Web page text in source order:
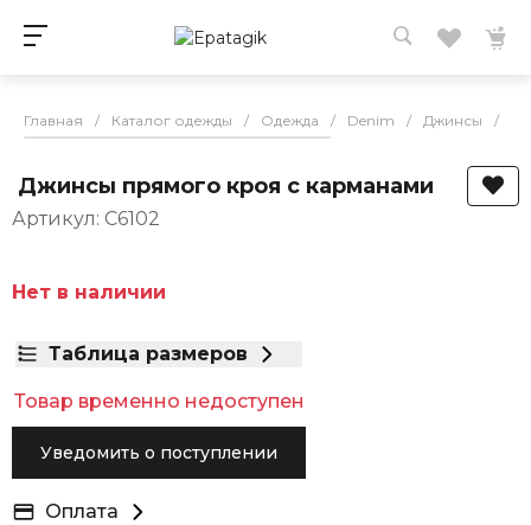
Главная / Каталог одежды / Одежда / Denim / Джинсы /
Джинсы прямого кроя с карманами
Артикул: C6102
Нет в наличии
Таблица размеров
Товар временно недоступен
Уведомить о поступлении
Оплата